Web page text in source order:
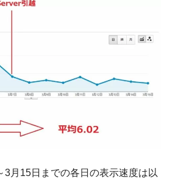
3月15日までの各日の表示速度は以